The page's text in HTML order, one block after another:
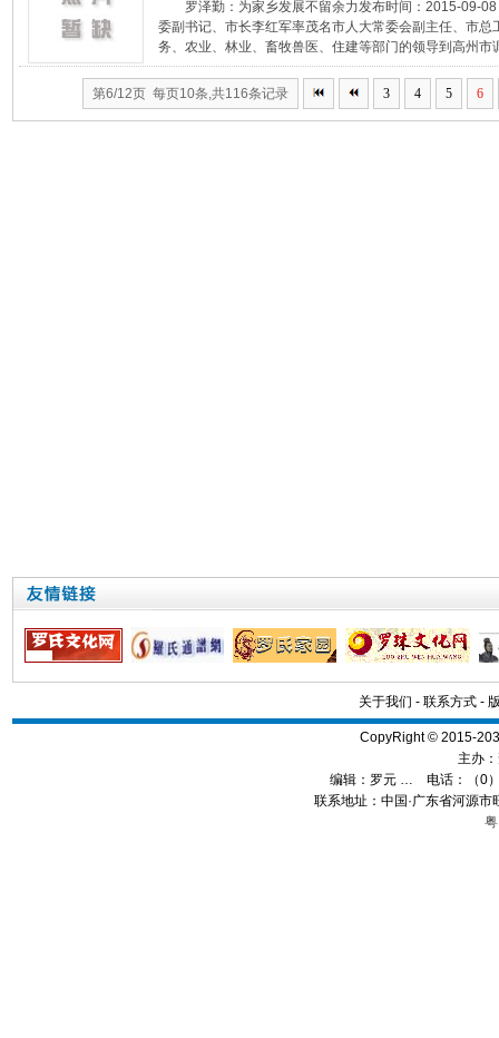
罗泽勤：为家乡发展不留余力发布时间：2015-09-
委副书记、市长李红军率茂名市人大常委会副主任、市
务、农业、林业、畜牧兽医、住建等部门的领导到高州
第6/12页 每页10条,共116条记录 3 4 5 6
关于我们 - 联系方式-
CopyRight © 2015-
主办：
编辑： 罗元 … 电话：（0
联系地址：中国·广东省河源